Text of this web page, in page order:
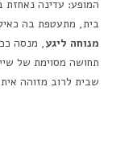
המופע: עדינה נאחזת
בית, מתעטפת בה
מנוחה ליגע, מנסה
תחושה מסוימת של
שבית לרוב מזוהה